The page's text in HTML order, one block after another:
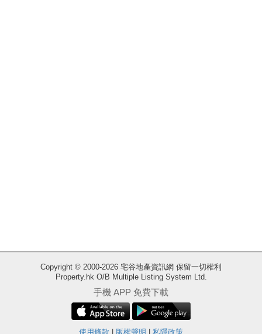
Copyright © 2000-2026 宅谷地產資訊網 保留一切權利
Property.hk O/B Multiple Listing System Ltd.
手機 APP 免費下載
使用條款 版權聲明 私隱政策